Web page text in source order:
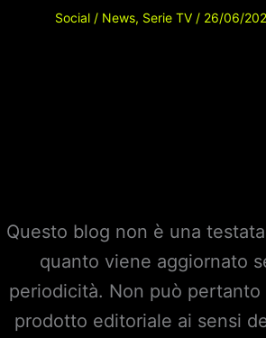
Social/ News, Serie TV/ 26/06/
Questo blog non è una
quanto viene aggiornato
periodicità. Non può pertanto
prodotto editoriale ai sensi